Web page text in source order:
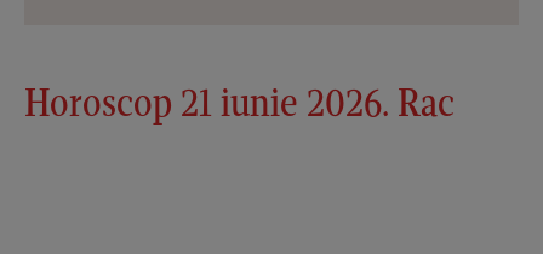
Horoscop 21 iunie 2026. Rac